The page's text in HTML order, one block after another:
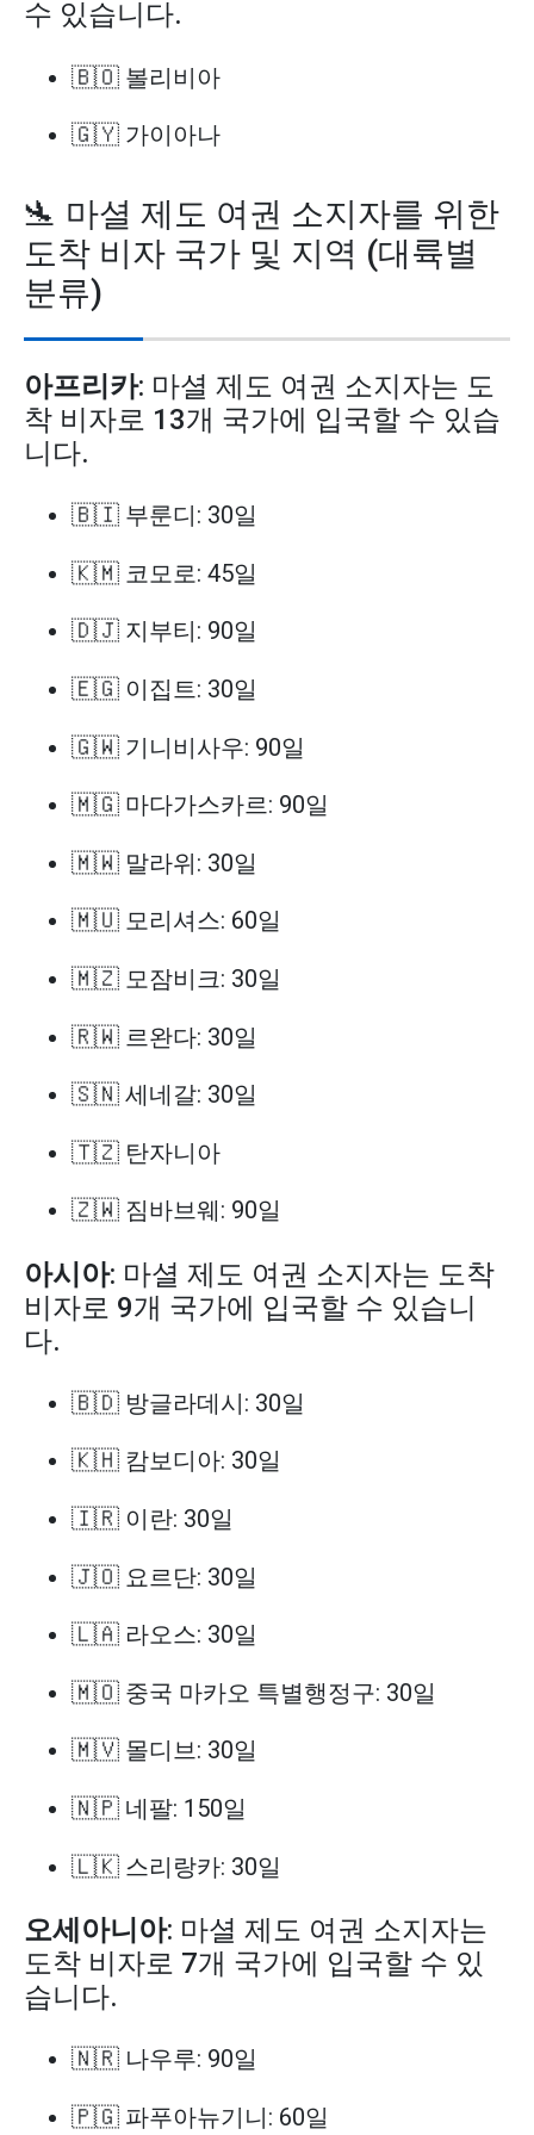
수 있습니다.
🇧🇴 볼리비아
🇬🇾 가이아나
🛬 마셜 제도 여권 소지자를 위한
도착 비자 국가 및 지역 (대륙별
분류)
아프리카: 마셜 제도 여권 소지자는 도
착 비자로 13개 국가에 입국할 수 있습
니다.
🇧🇮 부룬디: 30일
🇰🇲 코모로: 45일
🇩🇯 지부티: 90일
🇪🇬 이집트: 30일
🇬🇼 기니비사우: 90일
🇲🇬 마다가스카르: 90일
🇲🇼 말라위: 30일
🇲🇺 모리셔스: 60일
🇲🇿 모잠비크: 30일
🇷🇼 르완다: 30일
🇸🇳 세네갈: 30일
🇹🇿 탄자니아
🇿🇼 짐바브웨: 90일
아시아: 마셜 제도 여권 소지자는 도착
비자로 9개 국가에 입국할 수 있습니
다.
🇧🇩 방글라데시: 30일
🇰🇭 캄보디아: 30일
🇮🇷 이란: 30일
🇯🇴 요르단: 30일
🇱🇦 라오스: 30일
🇲🇴 중국 마카오 특별행정구: 30일
🇲🇻 몰디브: 30일
🇳🇵 네팔: 150일
🇱🇰 스리랑카: 30일
오세아니아: 마셜 제도 여권 소지자는
도착 비자로 7개 국가에 입국할 수 있
습니다.
🇳🇷 나우루: 90일
🇵🇬 파푸아뉴기니: 60일